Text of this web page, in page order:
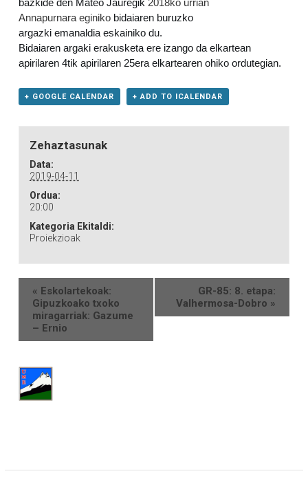
bazkide den Mateo Jauregik 2018ko urrian
Annapurnara eginiko bidaiaren buruzko
argazki emanaldiaeskainiko du.
Bidaiaren argaki erakusketa ere izango da elkartean
apirilaren 4tik apirilaren 25era elkartearen ohiko ordutegian.
+ GOOGLE CALENDAR + ADD TO ICALENDAR
Zehaztasunak
Data:
2019-04-11
Ordua:
20:00
Kategoria Ekitaldi:
Proiekzioak
« Eskolartekoak:
Gipuzkoako txoko
miragarriak: Gazume
– Ernio
GR-85: 8. etapa:
Valhermosa-Dobro »